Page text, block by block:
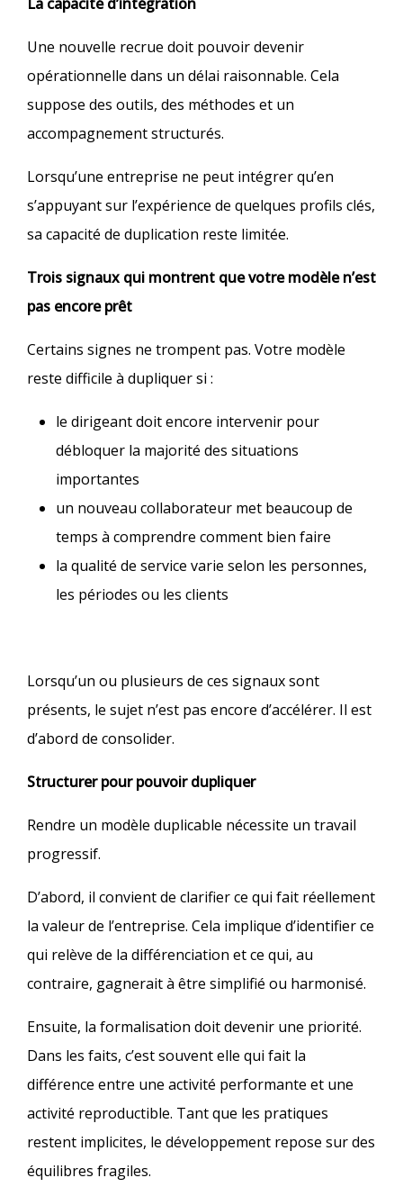
Une nouvelle recrue doit pouvoir devenir
opérationnelle dans un délai raisonnable. Cela
suppose des outils, des méthodes et un
accompagnement structurés.
Lorsqu’une entreprise ne peut intégrer qu’en
s’appuyant sur l’expérience de quelques profils clés,
sa capacité de duplication reste limitée.
Trois signaux qui montrent que votre modèle n’est
pas encore prêt
Certains signes ne trompent pas. Votre modèle
reste difficile à dupliquer si :
le dirigeant doit encore intervenir pour
débloquer la majorité des situations
importantes
un nouveau collaborateur met beaucoup de
temps à comprendre comment bien faire
la qualité de service varie selon les personnes,
les périodes ou les clients
Lorsqu’un ou plusieurs de ces signaux sont
présents, le sujet n’est pas encore d’accélérer. Il est
d’abord de consolider.
Structurer pour pouvoir dupliquer
Rendre un modèle duplicable nécessite un travail
progressif.
D’abord, il convient de clarifier ce qui fait réellement
la valeur de l’entreprise. Cela implique d’identifier ce
qui relève de la différenciation et ce qui, au
contraire, gagnerait à être simplifié ou harmonisé.
Ensuite, la formalisation doit devenir une priorité.
Dans les faits, c’est souvent elle qui fait la
différence entre une activité performante et une
activité reproductible. Tant que les pratiques
restent implicites, le développement repose sur des
équilibres fragiles.